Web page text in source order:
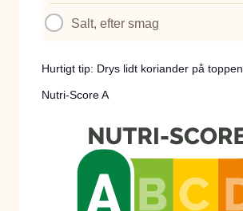
Salt, efter smag
Hurtigt tip: Drys lidt koriander på toppen
Nutri-Score A